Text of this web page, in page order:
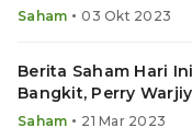
Saham • 03 Okt 2023
Berita Saham Hari
Bangkit, Perry
BI
Saham • 21 Mar 2023